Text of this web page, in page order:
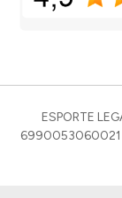
ESPORTE
6990053060021